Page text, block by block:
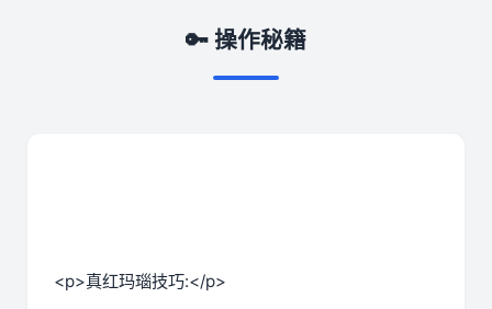
🔑 操作秘籍
<p>真红玛瑙技巧:</p>